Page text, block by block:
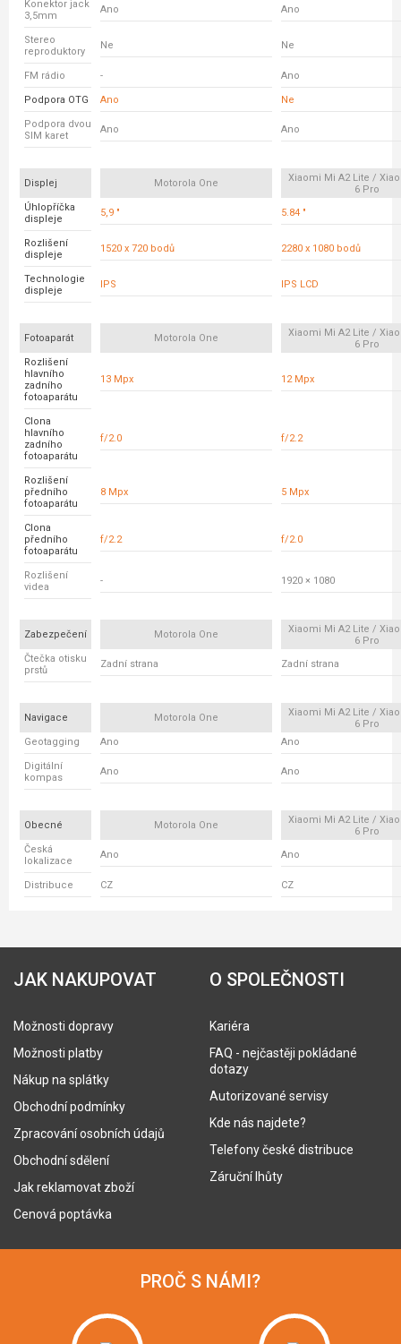
Konektor jack
3,5mm
Ano Ano
Stereo
reproduktory
Ne Ne
FM rádio - Ano
Podpora OTG Ano Ne
Podpora dvou
SIM karet
Ano Ano
Displej Motorola One
Xiaomi Mi A2 Lite /
6 Pro
Úhlopříčka
displeje
5,9 " 5.84 "
Rozlišení
displeje
1520 x 720 bodů 2280 x 1080 bodů
Technologie
displeje
IPS IPS LCD
Fotoaparát Motorola One
Xiaomi Mi A2 Lite /
6 Pro
Rozlišení
hlavního
zadního
fotoaparátu
13 Mpx 12 Mpx
Clona
hlavního
zadního
fotoaparátu
f/2.0 f/2.2
Rozlišení
předního
fotoaparátu
8 Mpx 5 Mpx
Clona
předního
fotoaparátu
f/2.2 f/2.0
Rozlišení
videa
- 1920 × 1080
Zabezpečení Motorola One
Xiaomi Mi A2 Lite /
6 Pro
Čtečka otisku
prstů
Zadní strana Zadní strana
Navigace Motorola One
Xiaomi Mi A2 Lite /
6 Pro
Geotagging
Ano Ano
Digitální
kompas
Ano Ano
Obecné Motorola One
Xiaomi Mi A2 Lite /
6 Pro
Česká
lokalizace
Ano Ano
Distribuce CZ CZ
JAK NAKUPOVAT
Možnosti dopravy
Možnosti platby
Nákup na splátky
Obchodní podmínky
Zpracování osobních údajů
Obchodní sdělení
Jak reklamovat zboží
Cenová poptávka
O SPOLEČNOSTI
Kariéra
FAQ - nejčastěji pokládané
dotazy
Autorizované servisy
Kde nás najdete?
Telefony české distribuce
Záruční lhůty
PROČ S NÁMI?